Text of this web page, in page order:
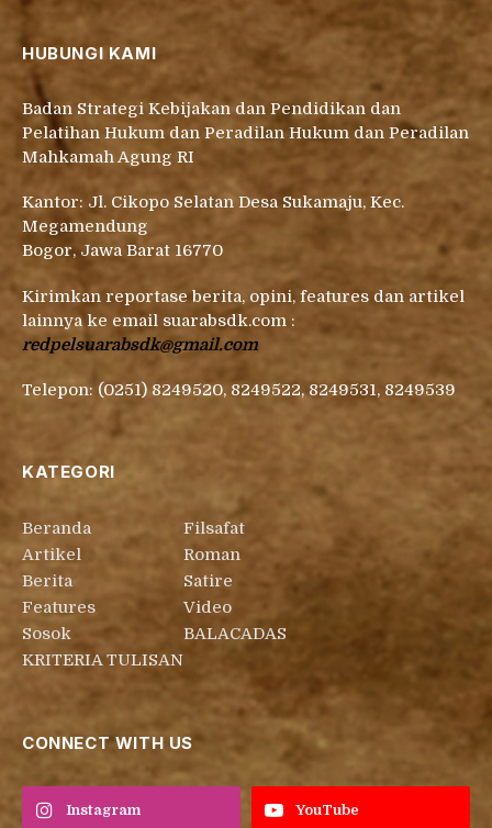
HUBUNGI KAMI
Badan Strategi Kebijakan dan Pendidikan dan
Pelatihan Hukum dan Peradilan Hukum dan Peradilan
Mahkamah Agung RI
Kantor: Jl. Cikopo Selatan Desa Sukamaju, Kec.
Megamendung
Bogor, Jawa Barat 16770
Kirimkan reportase berita, opini, features dan artikel
lainnya ke email suarabsdk.com :
redpelsuarabsdk@gmail.com
Telepon: (0251) 8249520, 8249522, 8249531, 8249539
KATEGORI
Beranda
Artikel
Berita
Features
Sosok
KRITERIA TULISAN
Filsafat
Roman
Satire
Video
BALACADAS
CONNECT WITH US
Instagram YouTube